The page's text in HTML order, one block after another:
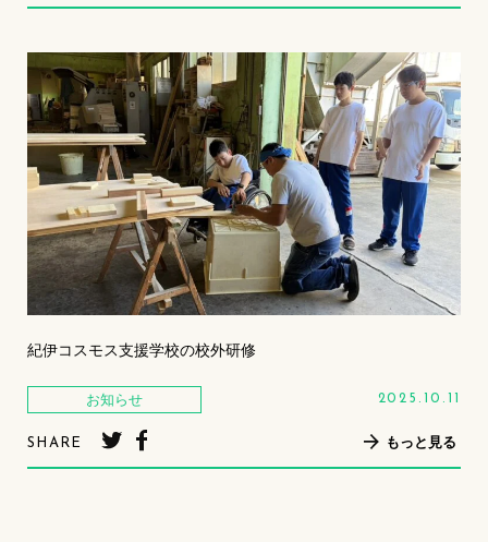
紀伊コスモス支援学校の校外研修
お知らせ 2025.10.11
SHARE もっと見る